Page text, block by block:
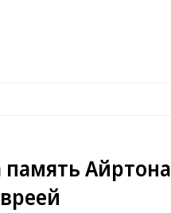
память Айртона